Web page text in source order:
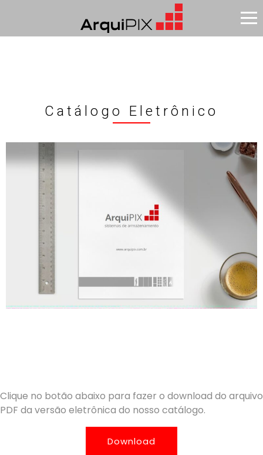
Catálogo Eletrônico
Clique no botão abaixo para fazer o download do arquivo
PDF da versão eletrônica do nosso catálogo.
Download